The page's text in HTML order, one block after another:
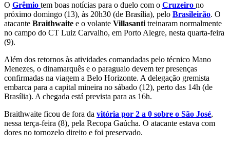
O Grêmio tem boas notícias para o duelo com o Cruzeiro no
próximo domingo (13), às 20h30 (de Brasília), pelo Brasileirão. O
atacante Braithwaite e o volante Villasanti treinaram normalmente
no campo do CT Luiz Carvalho, em Porto Alegre, nesta quarta-feira
(9).
Além dos retornos às atividades comandadas pelo técnico Mano
Menezes, o dinamarquês e o paraguaio devem ter presenças
confirmadas na viagem a Belo Horizonte. A delegação gremista
embarca para a capital mineira no sábado (12), perto das 14h (de
Brasília). A chegada está prevista para as 16h.
Braithwaite ficou de fora da vitória por 2 a 0 sobre o São José,
nessa terça-feira (8), pela Recopa Gaúcha. O atacante estava com
dores no tornozelo direito e foi preservado.